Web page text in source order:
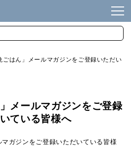
ごはん」メールマガジンをご登録いただい
メールマガジンをご登録
ている皆様へ
マガジンをご登録いただいている皆様